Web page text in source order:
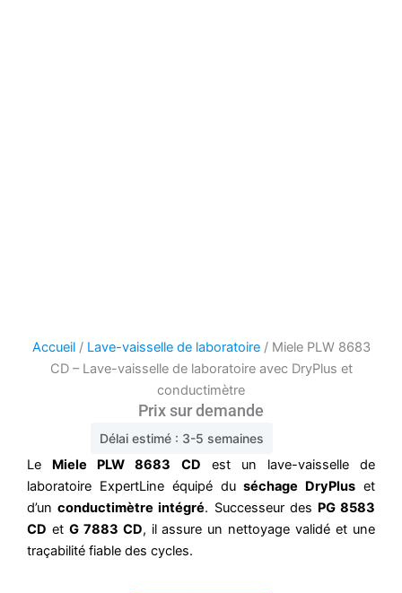
Accueil/ Lave-vaisselle de laboratoire/ Miele PLW 8683
CD – Lave-vaisselle de laboratoire avec DryPlus et
conductimètre
Prix sur demande
Délai estimé : 3-5 semaines
Le Miele PLW 8683 CD est un lave-vaisselle de
laboratoire ExpertLine équipé duséchage DryPlus et
d’unconductimètre intégré. Successeur des PG 8583
CD et G 7883 CD, il assure un nettoyage validé et une
traçabilité fiable des cycles.